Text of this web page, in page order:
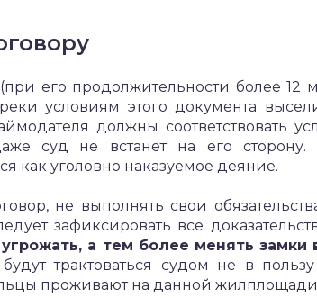
его продолжительности более 12
условиям этого документа
должны соответствовать
суд не встанет на его
как уголовно наказуемое деяние.
не выполнять свои
зафиксировать все
а тем более менять замки
трактоваться судом не в
проживают на данной жилплощади